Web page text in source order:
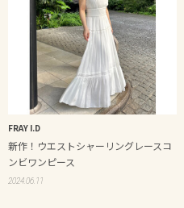
FRAY I.D
新作！ウエストシャーリングレースコ
ンビワンピース
2024.06.11